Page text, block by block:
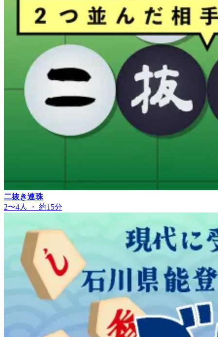
二抜き連珠
2〜4人 ・ 約15分